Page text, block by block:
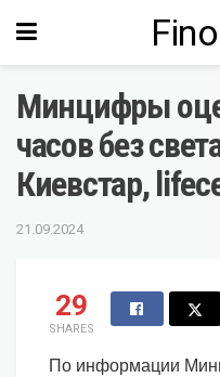
Минцифры
часов без
Киевстар,
21.09.2024
29
SHARES
По информации